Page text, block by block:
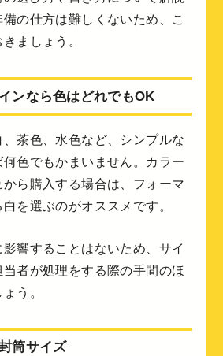
の仕方は難しくないため、こ
ましょう。
ンなら色はどれでもOK
茶色、水色など、シンプルな
色でもかまいません。カラー
ら購入する場合は、フォーマ
を選ぶのがオススメです。
響することはないため、サイ
当者が処理をする際の手間のほ
う。
筒サイズ